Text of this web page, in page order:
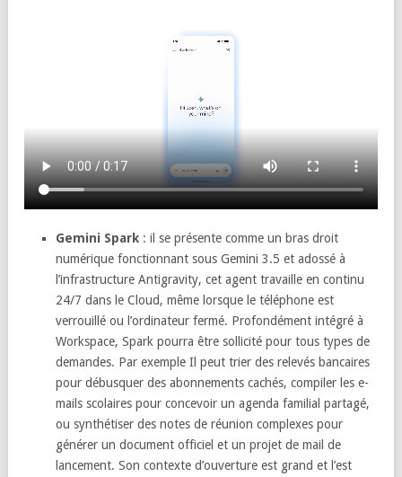
Gemini Spark : il se présente comme un bras droit
numérique fonctionnant sous Gemini 3.5 et adossé à
l’infrastructure Antigravity, cet agent travaille en continu
24/7 dans le Cloud, même lorsque le téléphone est
verrouillé ou l’ordinateur fermé. Profondément intégré à
Workspace, Spark pourra être sollicité pour tous types de
demandes. Par exemple Il peut trier des relevés bancaires
pour débusquer des abonnements cachés, compiler les e-
mails scolaires pour concevoir un agenda familial partagé,
ou synthétiser des notes de réunion complexes pour
générer un document officiel et un projet de mail de
lancement. Son contexte d’ouverture est grand et l’est